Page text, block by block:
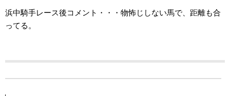
浜中騎手レース後コメント・・・物怖じしない馬で、距離も合
ってる。